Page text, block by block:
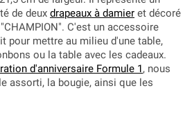
de deux drapeaux à damier et décoré
C'est un accessoire
pour mettre au milieu d'une table,
ou la table avec les cadeaux.
d'anniversaire Formule 1, nous
assorti, la bougie, ainsi que les